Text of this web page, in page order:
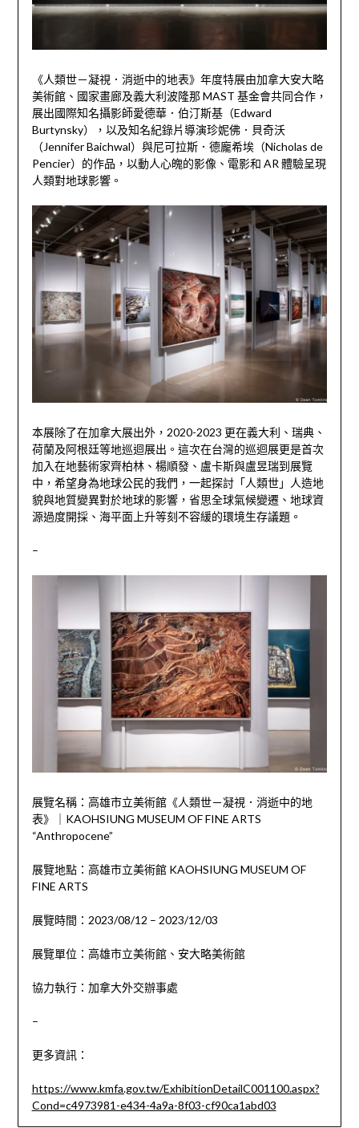
《人類世－凝視．消逝中的地表》年度特展由加拿大安大略
美術館、國家畫廊及義大利波隆那 MAST 基金會共同合作，
展出國際知名攝影師愛德華．伯汀斯基（Edward
Burtynsky），以及知名紀錄片導演珍妮佛．貝奇沃
（Jennifer Baichwal）與尼可拉斯．德龐希埃（Nicholas de
Pencier）的作品，以動人心魄的影像、電影和 AR 體驗呈現
人類對地球影響。
本展除了在加拿大展出外，2020-2023 更在義大利、瑞典、
荷蘭及阿根廷等地巡迴展出。這次在台灣的巡迴展更是首次
加入在地藝術家齊柏林、楊順發、盧卡斯與盧昱瑞到展覽
中，希望身為地球公民的我們，一起探討「人類世」人造地
貌與地質變異對於地球的影響，省思全球氣候變遷、地球資
源過度開採、海平面上升等刻不容緩的環境生存議題。
–
展覽名稱：高雄市立美術館《人類世－凝視．消逝中的地
表》｜KAOHSIUNG MUSEUM OF FINE ARTS
“Anthropocene”
展覽地點：高雄市立美術館 KAOHSIUNG MUSEUM OF
FINE ARTS
展覽時間：2023/08/12 – 2023/12/03
展覽單位：高雄市立美術館、安大略美術館
協力執行：加拿大外交辦事處
–
更多資訊：
https://www.kmfa.gov.tw/ExhibitionDetailC001100.aspx?
Cond=c4973981-e434-4a9a-8f03-cf90ca1abd03